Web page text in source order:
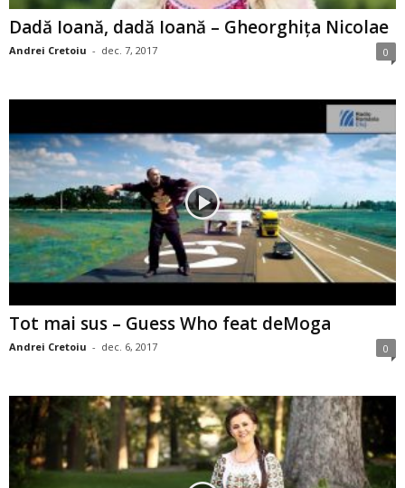
Dadă Ioană, dadă Ioană – Gheorghiţa Nicolae
Andrei Cretoiu - dec. 7, 2017 0
Tot mai sus – Guess Who feat deMoga
Andrei Cretoiu - dec. 6, 2017 0